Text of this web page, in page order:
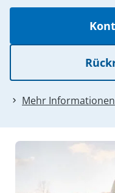
Mehr Informationen